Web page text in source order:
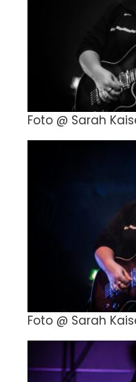
Foto @ Sarah
Foto @ Sarah